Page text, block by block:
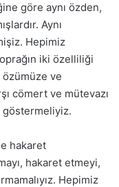
göre aynı özden,
Aynı
Hepimiz
iki özelliliği
ve
cömert ve mütevazı
göstermeliyiz.
hakaret
hakaret etmeyi,
Hepimiz